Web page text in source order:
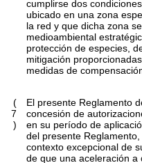
cumplirse dos
ubicado en una zona
la red y que dicha zona
medioambiental
protección de especies,
mitigación
medidas de
(
7
)
El presente Reglamento
concesión de
en su período de
del presente
contexto excepcional de
de que una aceleración